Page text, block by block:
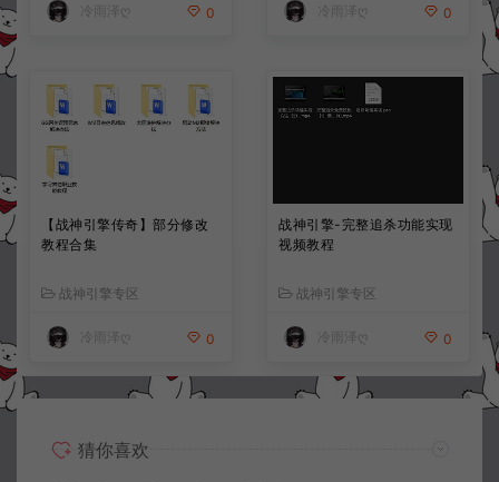
冷雨泽ღ 0 冷雨泽ღ 0
【战神引擎传奇】部分修改
教程合集
战神引擎专区
冷雨泽ღ 0
战神引擎-完整追杀功能实现
视频教程
战神引擎专区
冷雨泽ღ 0
猜你喜欢